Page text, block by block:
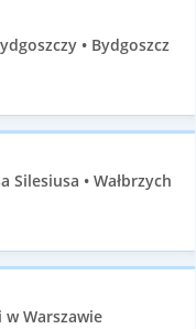
• Bydgoszcz
• Wałbrzych
w Warszawie